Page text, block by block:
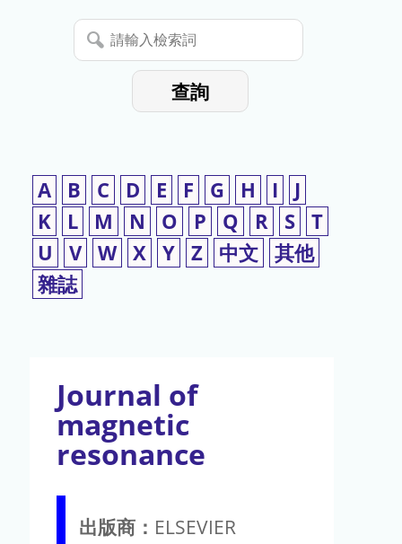
暫
停
請
輸
查詢
A B C D E F G H I
J
K
L M N O P Q R S T
U
V W X Y Z 中文 其他
雜誌
Journal of
magnetic
resonance
出版商： ELSEVIER